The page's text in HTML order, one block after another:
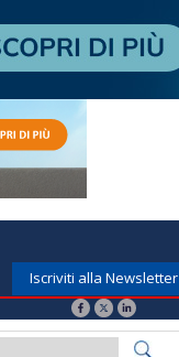
Iscriviti alla Newsletter